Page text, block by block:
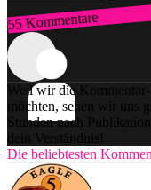
55 Kommentare
Zum Login
Weil wir die Kommentar-
möchten, sehen wir
Stunden nach
dein Verständnis!
Die beliebtesten